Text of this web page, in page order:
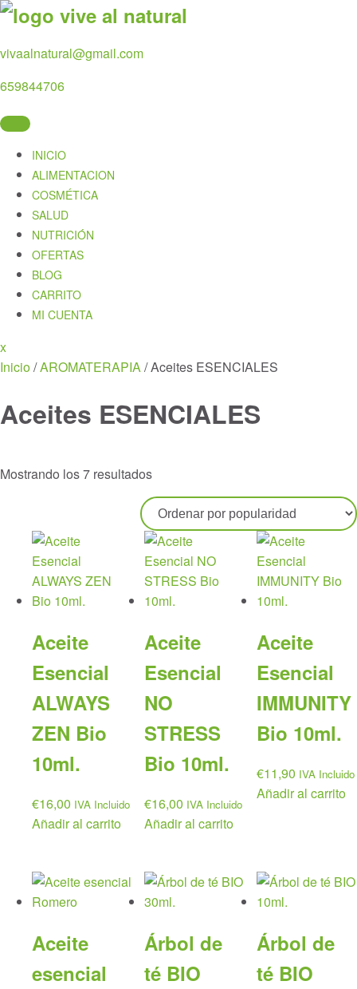
Skip
content
vivaalnatural@gmail.com
659844706
INICIO
ALIMENTACION
COSMÉTICA
SALUD
NUTRICIÓN
OFERTAS
BLOG
CARRITO
MI CUENTA
xClose
Menu
Inicio/AROMATERAPIA / Aceites ESENCIALES
Aceites ESENCIALES
Mostrando los 7 resultadosOrdenado
por
popularidad
Aceite
Esencial
ALWAYS
ZEN Bio
10ml.
€16,00 IVA Incluido
Añadir al carrito
Aceite
Esencial
NO
STRESS
Bio 10ml.
€16,00 IVA Incluido
Añadir al carrito
Aceite
Esencial
IMMUNITY
Bio 10ml.
€11,90 IVA Incluido
Añadir al carrito
Aceite
esencial
Árbol de
té BIO
Árbol de
té BIO